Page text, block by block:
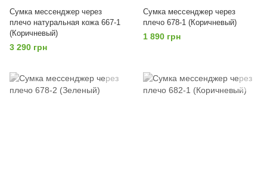
Сумка мессенджер через
плечо натуральная кожа 667-1
(Коричневый)
3 290 грн
Сумка мессенджер через
плечо 678-1 (Коричневый)
1 890 грн